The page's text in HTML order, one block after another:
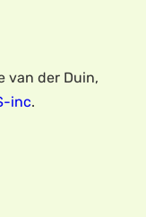
van der Duin,
inc.